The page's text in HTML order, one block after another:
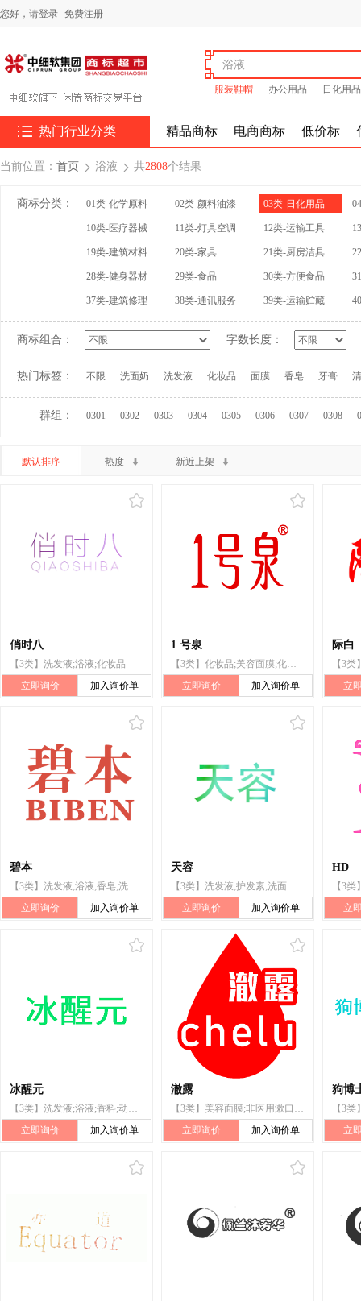
您好， 请登录 免费注册
服装鞋帽 办公用品 日化用品
 热门行业分类 精品商标 电商商标 低价标
当前位置： 首页  浴液  共2808个结果
商标分类： 01类-化学原料 02类-颜料油漆 03类-日化用品
10类-医疗器械 11类-灯具空调 12类-运输工具
19类-建筑材料 20类-家具 21类-厨房洁具
28类-健身器材 29类-食品 30类-方便食品
37类-建筑修理 38类-通讯服务 39类-运输贮藏
商标组合： 字数长度：
热门标签： 不限 洗面奶 洗发液 化妆品 面膜 香皂 牙膏
群组： 0301 0302 0303 0304 0305 0306 0307 0308
默认排序 热度 新近上架
俏时八
【3类】洗发液;浴液;化妆品
立即询价
加入询价单
1 号泉
【3类】化妆品;美容面膜;化妆棉;香水;洗发液;浴液;洗衣剂;清洁制剂;牙膏;鞋油
立即询价
加入询价单
际白
立
碧本
【3类】洗发液;浴液;香皂;洗面奶;清洁制剂;香精油;美容面膜;化妆品;去斑霜;唇膏
立即询价
加入询价单
天容
【3类】洗发液;护发素;洗面奶;浴液;洗衣剂;洗洁精;香精油;化妆品;牙膏;动物用化妆品
立即询价
加入询价单
HD
立
冰醒元
【3类】洗发液;浴液;香料;动物用化妆品;口气清新喷雾;牙膏;洗衣剂;去污剂;化妆品;空气芳香剂;非医用漱口剂
立即询价
加入询价单
澈露
【3类】美容面膜;非医用漱口剂;香;香精油;清洁制剂;洗衣剂;香水;宠物用沐浴露（不含药物的清洁制剂）;浴液;花露水
立即询价
加入询价单
狗博
立